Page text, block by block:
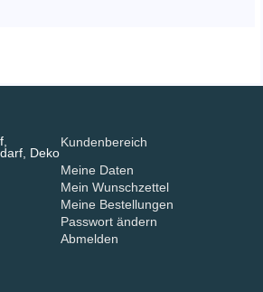
Deko
Kundenbereich
Meine Daten
Mein Wunschzettel
Meine Bestellungen
Passwort ändern
Abmelden